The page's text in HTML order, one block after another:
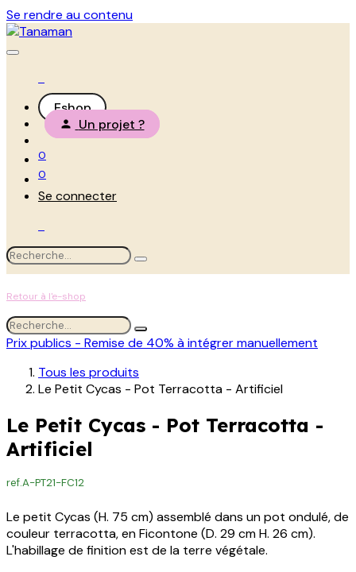
Se rendre au contenu
Eshop
Un projet ?
0
0
Se connecter
Retour à l'e-shop
Prix publics - Remise de 40% à intégrer manuellement
Tous les produits
Le Petit Cycas - Pot Terracotta - Artificiel
Le Petit Cycas - Pot Terracotta -
Artificiel
ref.A-PT21-FC12
Le petit Cycas (H. 75 cm) assemblé dans un pot ondulé, de
couleur terracotta, en Ficontone (D. 29 cm H. 26 cm).
L'habillage de finition est de la terre végétale.